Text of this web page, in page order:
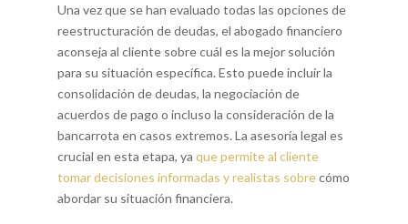
Una vez que se han evaluado todas las opciones de
reestructuración de deudas, el abogado financiero
aconseja al cliente sobre cuál es la mejor solución
para su situación específica. Esto puede incluir la
consolidación de deudas, la negociación de
acuerdos de pago o incluso la consideración de la
bancarrota en casos extremos. La asesoría legal es
crucial en esta etapa, ya que permite al cliente
tomar decisiones informadas y realistas sobrecómo
abordar su situación financiera.